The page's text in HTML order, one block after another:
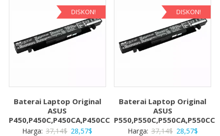
28,57$.
DISKON!
Baterai Laptop Original
ASUS
P450,P450C,P450CA,P450CC
Harga: 37,14$ Harga
28,57$
DISKON!
Baterai Laptop Original
ASUS
P550,P550C,P550CA,P550CC
Harga: 37,14$ Harga
28,57$Harga